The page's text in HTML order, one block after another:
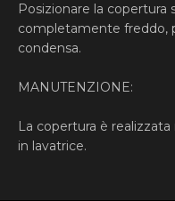
Posizionare la copertura
completamente freddo,
condensa.
MANUTENZIONE:
La copertura è
in lavatrice.